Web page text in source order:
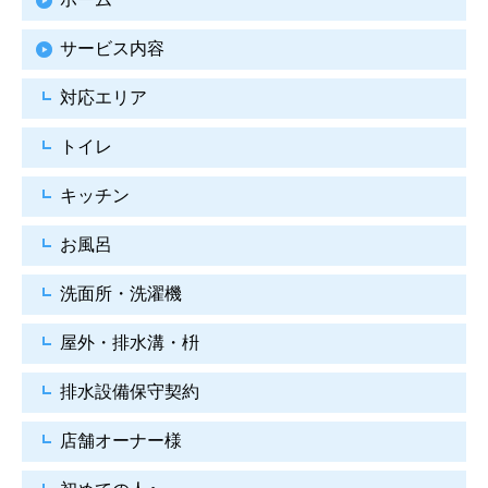
サービス内容
対応エリア
トイレ
キッチン
お風呂
洗面所・洗濯機
屋外・排水溝・枡
排水設備保守契約
店舗オーナー様